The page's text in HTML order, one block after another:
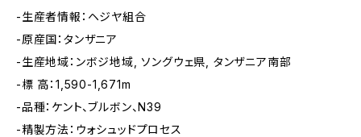
-生産者情報：ヘジヤ組合
-原産国：タンザニア
-生産地域：ンボジ地域, ソングウェ県, タンザニア南部
-標 高：1,590-1,671m
-品種：ケント、ブルボン、N39
-精製方法：ウォシュッドプロセス